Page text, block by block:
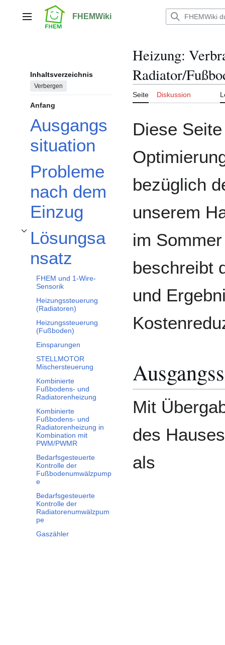
springenHauptmenü FHEMWiki
Inhaltsverzeichnis
Verbergen
Anfang
Ausgangs
situation
Probleme
nach dem
Einzug
Lösungsa
nsatz
Unterabschnitt Lösungsansatz umschalten
FHEM und 1-Wire-
Sensorik
Heizungssteuerung
(Radiatoren)
Heizungssteuerung
(Fußboden)
Einsparungen
STELLMOTOR
Mischersteuerung
Kombinierte
Fußbodens- und
Radiatorenheizung
Kombinierte
Fußbodens- und
Radiatorenheizung in
Kombination mit
PWM/PWMR
Bedarfsgesteuerte
Kontrolle der
Fußbodenumwälzpump
e
Bedarfsgesteuerte
Kontrolle der
Radiatorenumwälzpum
pe
Gaszähler
Heizung:
Radiator/
Seite Diskussion
Diese
bezüglich
unserem
im
beschreibt
und
Mit
des
als